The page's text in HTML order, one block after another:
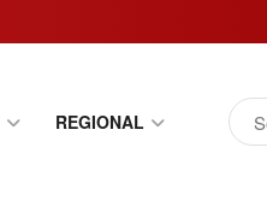
REGIONAL